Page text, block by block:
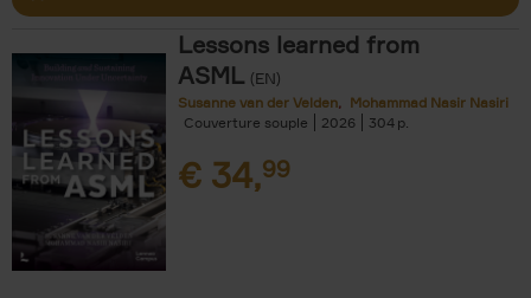
Lessons learned from
ASML (EN)
Susanne van der Velden
Mohammad Nasir Nasiri
Couverture souple
2026 304
€ 34,99